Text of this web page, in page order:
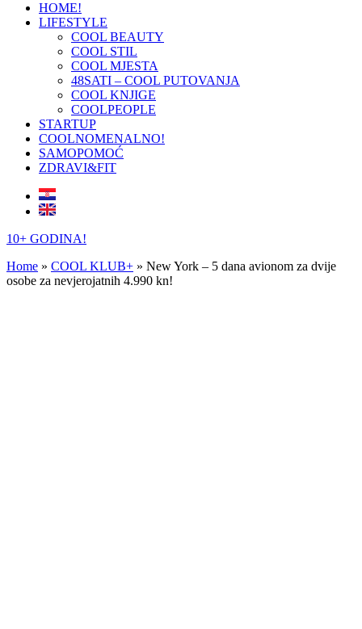
HOME!
LIFESTYLE
COOL BEAUTY
COOL STIL
COOL MJESTA
48SATI – COOL PUTOVANJA
COOL KNJIGE
COOLPEOPLE
STARTUP
COOLNOMENALNO!
SAMOPOMOĆ
ZDRAVI&FIT
10+ GODINA!
Home » COOL KLUB+ » New York – 5 dana avionom za dvije
osobe za nevjerojatnih 4.990 kn!